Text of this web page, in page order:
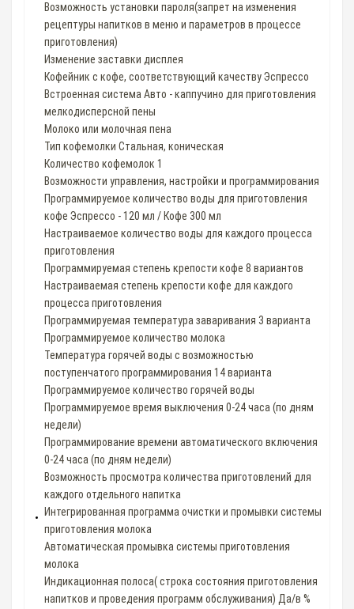
Возможность установки пароля(запрет на изменения
рецептуры напитков в меню и параметров в процессе
приготовления)
Изменение заставки дисплея
Кофейник с кофе, соответствующий качеству Эспрессо
Встроенная система Авто - каппучино для приготовления
мелкодисперсной пены
Молоко или молочная пена
Тип кофемолки Стальная, коническая
Количество кофемолок 1
Возможности управления, настройки и программирования
Программируемое количество воды для приготовления
кофе Эспрессо - 120 мл / Кофе 300 мл
Настраиваемое количество воды для каждого процесса
приготовления
Программируемая степень крепости кофе 8 вариантов
Настраиваемая степень крепости кофе для каждого
процесса приготовления
Программируемая температура заваривания 3 варианта
Программируемое количество молока
Температура горячей воды с возможностью
поступенчатого программирования 14 варианта
Программируемое количество горячей воды
Программируемое время выключения 0-24 часа (по дням
недели)
Программирование времени автоматического включения
0-24 часа (по дням недели)
Возможность просмотра количества приготовлений для
каждого отдельного напитка
Интегрированная программа очистки и промывки системы
приготовления молока
Автоматическая промывка системы приготовления
молока
Индикационная полоса( строка состояния приготовления
напитков и проведения программ обслуживания) Да/в %